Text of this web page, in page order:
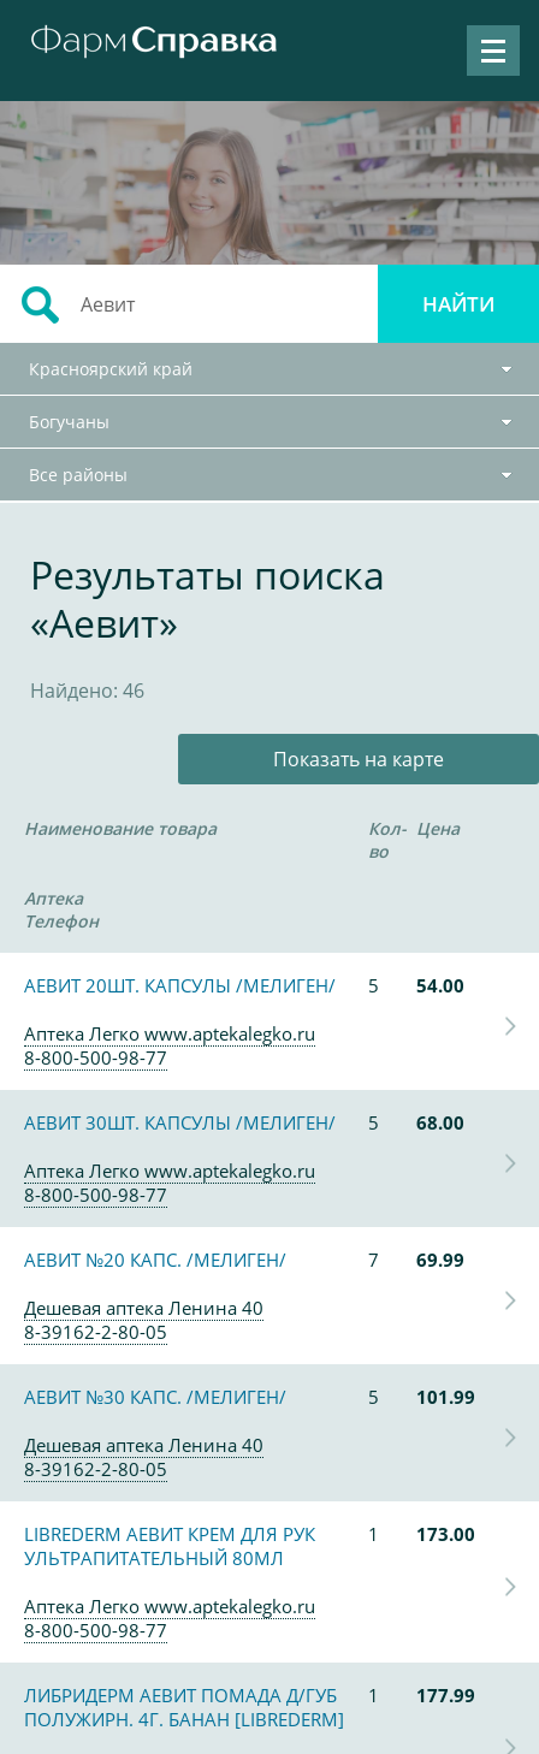
Красноярский край
Богучаны
Все районы
Результаты поиска
«Аевит»
Найдено: 46
Показать на карте
Наименование товара
Кол-
во
Цена
Аптека
Телефон
АЕВИТ 20ШТ. КАПСУЛЫ /МЕЛИГЕН/ 5
54.00
Аптека Легко www.aptekalegko.ru
8-800-500-98-77
АЕВИТ 30ШТ. КАПСУЛЫ /МЕЛИГЕН/ 5
68.00
Аптека Легко www.aptekalegko.ru
8-800-500-98-77
АЕВИТ №20 КАПС. /МЕЛИГЕН/ 7
69.99
Дешевая аптека Ленина 40
8-39162-2-80-05
АЕВИТ №30 КАПС. /МЕЛИГЕН/ 5
101.99
Дешевая аптека Ленина 40
8-39162-2-80-05
LIBREDERM АЕВИТ КРЕМ ДЛЯ РУК
УЛЬТРАПИТАТЕЛЬНЫЙ 80МЛ
1 173.00
Аптека Легко www.aptekalegko.ru
8-800-500-98-77
ЛИБРИДЕРМ АЕВИТ ПОМАДА Д/ГУБ
ПОЛУЖИРН. 4Г. БАНАН [LIBREDERM]
1 177.99